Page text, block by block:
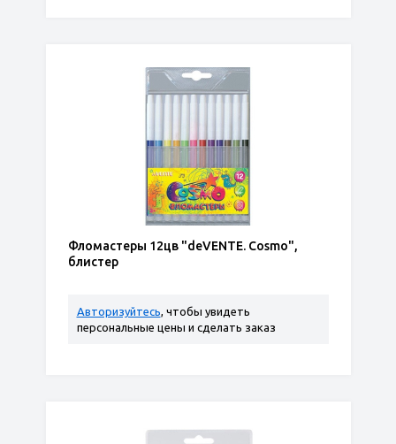
Фломастеры 12цв "deVENTE. Cosmo",
блистер
Авторизуйтесь, чтобы увидеть
персональные цены и сделать заказ